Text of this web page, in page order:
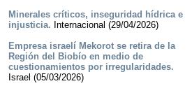
Minerales críticos, inseguridad hídrica e
injusticia. Internacional (29/04/2026)
Empresa israelí Mekorot se retira de la
Región del Biobío en medio de
cuestionamientos por irregularidades.
Israel (05/03/2026)